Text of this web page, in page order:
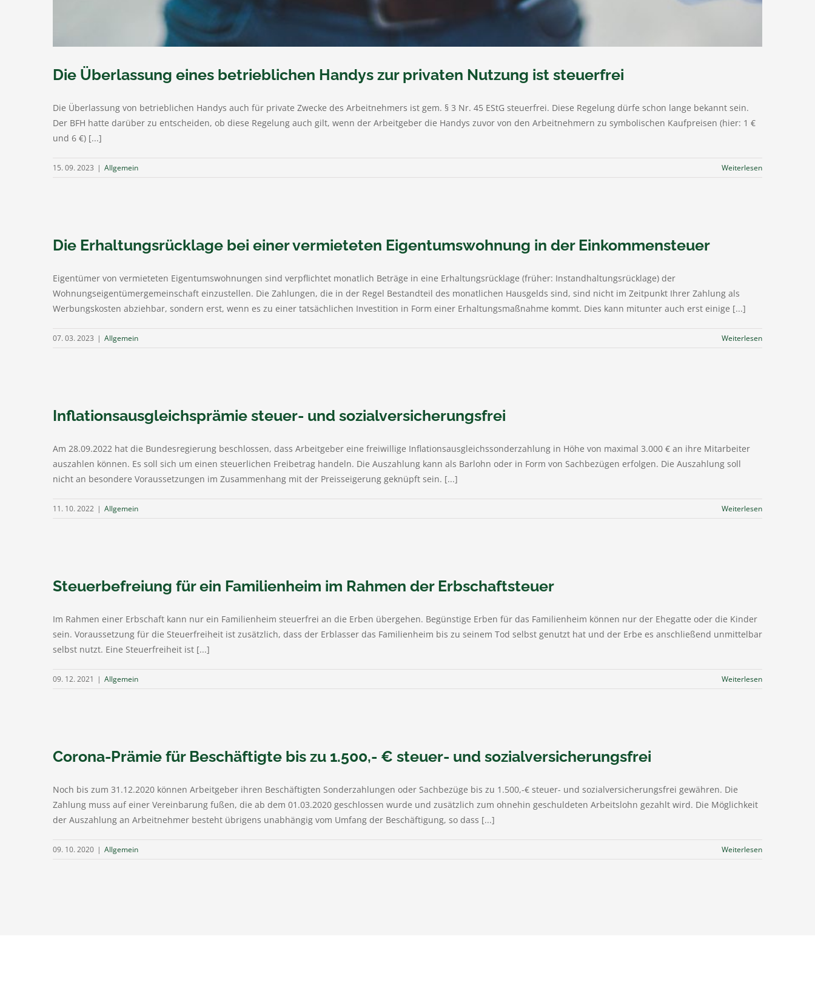
Die Überlassung eines betrieblichen Handys zur privaten Nutzung ist steuerfrei
Die Überlassung von betrieblichen Handys auch für private Zwecke des Arbeitnehmers ist gem. § 3 Nr. 45 EStG steuerfrei. Diese Regelung dürfe schon lange bekannt sein.
Der BFH hatte darüber zu entscheiden, ob diese Regelung auch gilt, wenn der Arbeitgeber die Handys zuvor von den Arbeitnehmern zu symbolischen Kaufpreisen (hier: 1 €
und 6 €) [...]
15. 09. 2023 | Allgemein Weiterlesen
Die Erhaltungsrücklage bei einer vermieteten Eigentumswohnung in der Einkommensteuer
Eigentümer von vermieteten Eigentumswohnungen sind verpflichtet monatlich Beträge in eine Erhaltungsrücklage (früher: Instandhaltungsrücklage) der
Wohnungseigentümergemeinschaft einzustellen. Die Zahlungen, die in der Regel Bestandteil des monatlichen Hausgelds sind, sind nicht im Zeitpunkt Ihrer Zahlung als
Werbungskosten abziehbar, sondern erst, wenn es zu einer tatsächlichen Investition in Form einer Erhaltungsmaßnahme kommt. Dies kann mitunter auch erst einige [...]
07. 03. 2023 | Allgemein Weiterlesen
Inflationsausgleichsprämie steuer- und sozialversicherungsfrei
Am 28.09.2022 hat die Bundesregierung beschlossen, dass Arbeitgeber eine freiwillige Inflationsausgleichssonderzahlung in Höhe von maximal 3.000 € an ihre Mitarbeiter
auszahlen können. Es soll sich um einen steuerlichen Freibetrag handeln. Die Auszahlung kann als Barlohn oder in Form von Sachbezügen erfolgen. Die Auszahlung soll
nicht an besondere Voraussetzungen im Zusammenhang mit der Preisseigerung geknüpft sein. [...]
11. 10. 2022 | Allgemein Weiterlesen
Steuerbefreiung für ein Familienheim im Rahmen der Erbschaftsteuer
Im Rahmen einer Erbschaft kann nur ein Familienheim steuerfrei an die Erben übergehen. Begünstige Erben für das Familienheim können nur der Ehegatte oder die Kinder
sein. Voraussetzung für die Steuerfreiheit ist zusätzlich, dass der Erblasser das Familienheim bis zu seinem Tod selbst genutzt hat und der Erbe es anschließend unmittelbar
selbst nutzt. Eine Steuerfreiheit ist [...]
09. 12. 2021 | Allgemein Weiterlesen
Corona-Prämie für Beschäftigte bis zu 1.500,- € steuer- und sozialversicherungsfrei
Noch bis zum 31.12.2020 können Arbeitgeber ihren Beschäftigten Sonderzahlungen oder Sachbezüge bis zu 1.500,-€ steuer- und sozialversicherungsfrei gewähren. Die
Zahlung muss auf einer Vereinbarung fußen, die ab dem 01.03.2020 geschlossen wurde und zusätzlich zum ohnehin geschuldeten Arbeitslohn gezahlt wird. Die Möglichkeit
der Auszahlung an Arbeitnehmer besteht übrigens unabhängig vom Umfang der Beschäftigung, so dass [...]
09. 10. 2020 | Allgemein Weiterlesen